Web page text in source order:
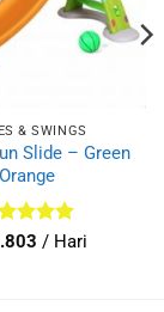
& SWINGS
Slide – Green
Orange
5
/ Hari